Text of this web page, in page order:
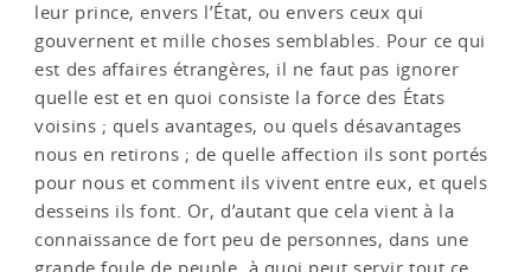
leur prince, envers l’État, ou envers ceux qui
gouvernent et mille choses semblables. Pour ce qui
est des affaires étrangères, il ne faut pas ignorer
quelle est et en quoi consiste la force des États
voisins ; quels avantages, ou quels désavantages
nous en retirons ; de quelle affection ils sont portés
pour nous et comment ils vivent entre eux, et quels
desseins ils font. Or, d’autant que cela vient à la
connaissance de fort peu de personnes, dans une